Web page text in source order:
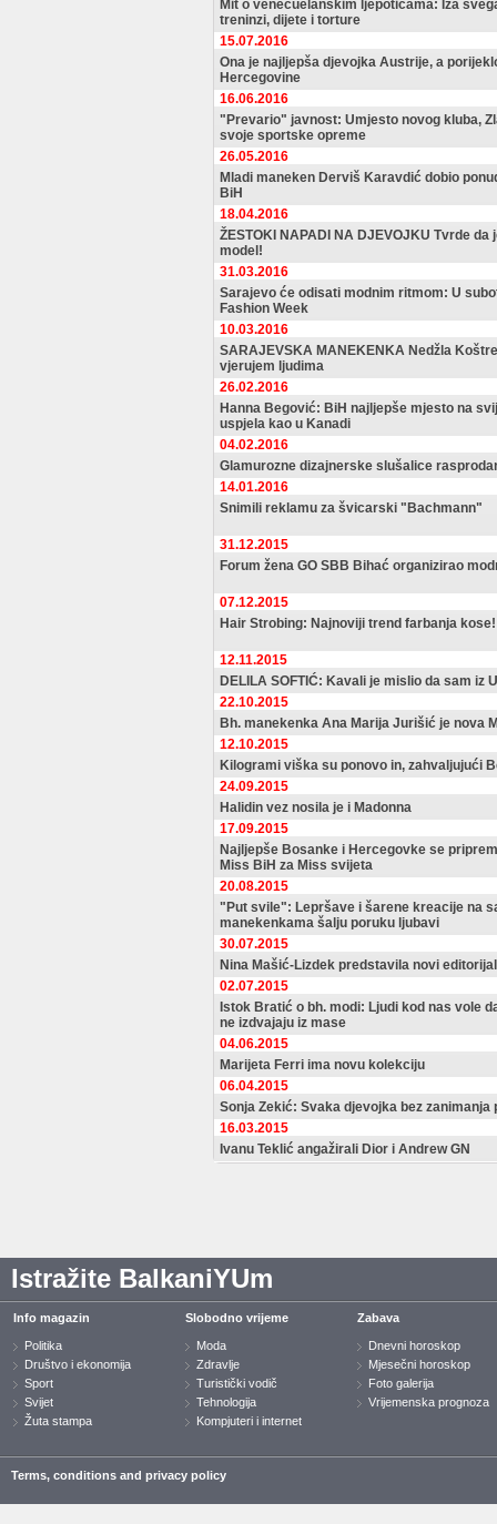
Mit o venecuelanskim ljepoticama: Iza
treninzi, dijete i torture
15.07.2016
Ona je najljepša djevojka Austrije, a
Hercegovine
16.06.2016
"Prevario" javnost: Umjesto novog kluba,
svoje sportske opreme
26.05.2016
Mladi maneken Derviš Karavdić dobio
BiH
18.04.2016
ŽESTOKI NAPADI NA DJEVOJKU Tvrde da
model!
31.03.2016
Sarajevo će odisati modnim ritmom: U
Fashion Week
10.03.2016
SARAJEVSKA MANEKENKA Nedžla
vjerujem ljudima
26.02.2016
Hanna Begović: BiH najljepše mjesto na
uspjela kao u Kanadi
04.02.2016
Glamurozne dizajnerske slušalice
14.01.2016
Snimili reklamu za švicarski "Bachmann"
31.12.2015
Forum žena GO SBB Bihać organizirao
07.12.2015
Hair Strobing: Najnoviji trend farbanja kose!
12.11.2015
DELILA SOFTIĆ: Kavali je mislio da sam iz
22.10.2015
Bh. manekenka Ana Marija Jurišić je nova
12.10.2015
Kilogrami viška su ponovo in, zahvaljujući
24.09.2015
Halidin vez nosila je i Madonna
17.09.2015
Najljepše Bosanke i Hercegovke se
Miss BiH za Miss svijeta
20.08.2015
"Put svile": Lepršave i šarene kreacije na
manekenkama šalju poruku ljubavi
30.07.2015
Nina Mašić-Lizdek predstavila novi
02.07.2015
Istok Bratić o bh. modi: Ljudi kod nas vole
ne izdvajaju iz mase
04.06.2015
Marijeta Ferri ima novu kolekciju
06.04.2015
Sonja Zekić: Svaka djevojka bez
16.03.2015
Ivanu Teklić angažirali Dior i Andrew GN
Istražite BalkaniYUm
Info magazin
Politika
Društvo i ekonomija
Sport
Svijet
Žuta stampa
Slobodno vrijeme
Moda
Zdravlje
Turistički vodič
Tehnologija
Kompjuteri i internet
Zabava
Dnevni horoskop
Mjesečni horoskop
Foto galerija
Vrijemenska prognoza
Terms, conditions and privacy policy